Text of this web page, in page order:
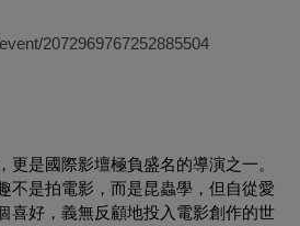
2072969767252885504
更是國際影壇極負盛名的導演之一。
不是拍電影，而是昆蟲學，但自從愛
喜好，義無反顧地投入電影創作的世